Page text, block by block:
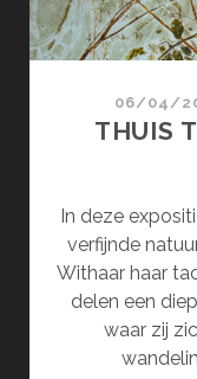
06/04/
THUIS
In deze
verfijnde
Withaar haar
delen een
waar zij